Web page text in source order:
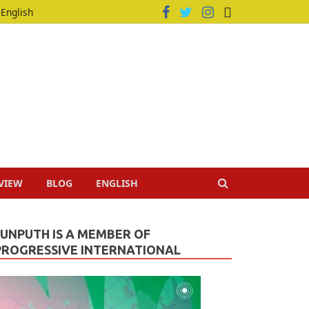
English
BLOG ENGLISH
IS A MEMBER OF
INTERNATIONAL